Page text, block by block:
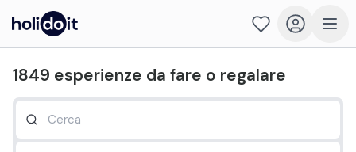
1849 esperienze da fare o regalare
Holidoit - Trova cosa fare il prossimo weekend